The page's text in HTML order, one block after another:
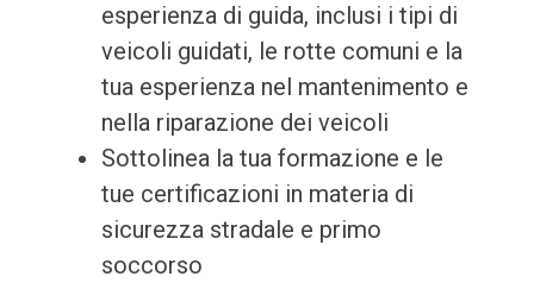
esperienza di guida, inclusi i tipi di
veicoli guidati, le rotte comuni e la
tua esperienza nel mantenimento e
nella riparazione dei veicoli
Sottolinea la tua formazione e le
tue certificazioni in materia di
sicurezza stradale e primo
soccorso